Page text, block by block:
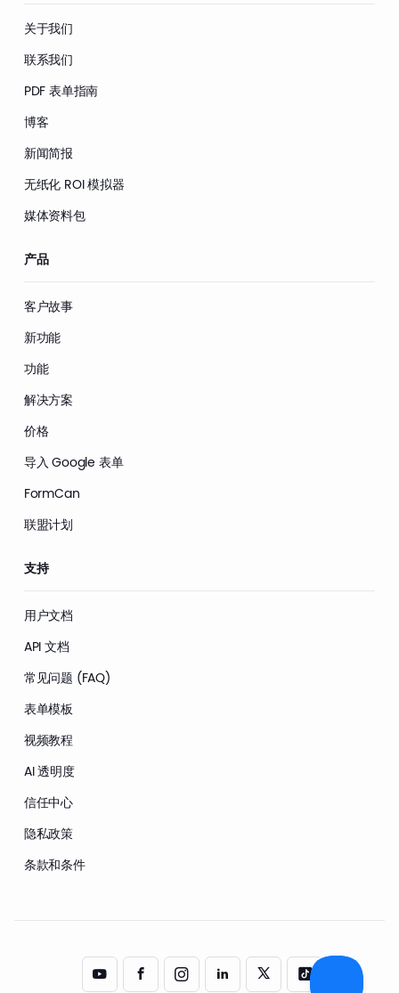
关于我们
联系我们
PDF 表单指南
博客
新闻简报
无纸化 ROI 模拟器
媒体资料包
产品
客户故事
新功能
功能
解决方案
价格
导入 Google 表单
FormCan
联盟计划
支持
用户文档
API 文档
常见问题 (FAQ)
表单模板
视频教程
AI 透明度
信任中心
隐私政策
条款和条件